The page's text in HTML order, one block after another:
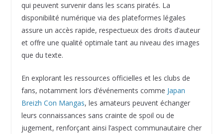
qui peuvent survenir dans les scans piratés. La
disponibilité numérique via des plateformes légales
assure un accès rapide, respectueux des droits d’auteur
et offre une qualité optimale tant au niveau des images
que du texte.
En explorant les ressources officielles et les clubs de
fans, notamment lors d’événements comme Japan
Breizh Con Mangas, les amateurs peuvent échanger
leurs connaissances sans crainte de spoil ou de
jugement, renforçant ainsi l’aspect communautaire cher